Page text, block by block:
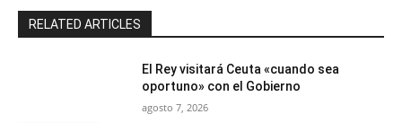
RELATED ARTICLES
El Rey visitará Ceuta «cuando sea
oportuno» con el Gobierno
agosto 7, 2026